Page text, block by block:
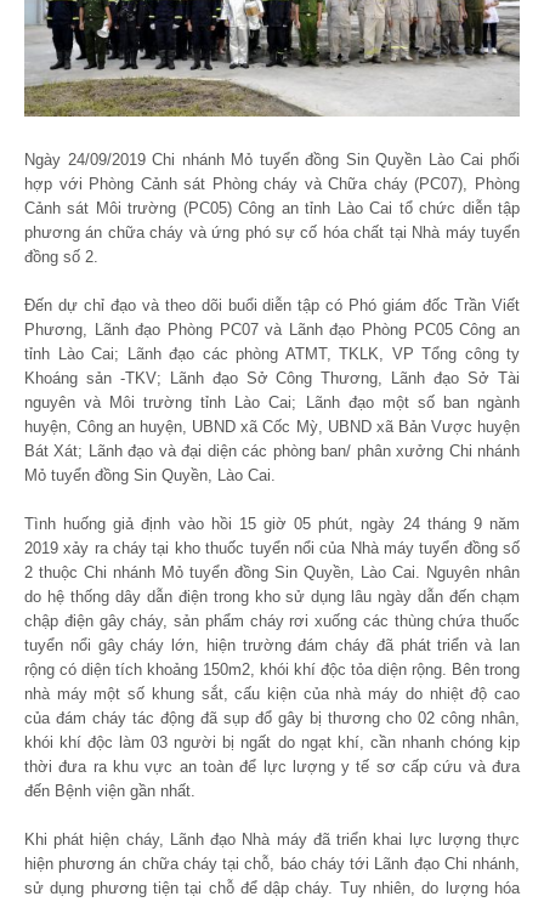
Ngày 24/09/2019 Chi nhánh Mỏ tuyển đồng Sin Quyền Lào Cai phối
hợp với Phòng Cảnh sát Phòng cháy và Chữa cháy (PC07), Phòng
Cảnh sát Môi trường (PC05) Công an tỉnh Lào Cai tổ chức diễn tập
ph­ương án chữa cháy và ứng phó sự cố hóa chất tại Nhà máy tuyển
đồng số 2.
Đến dự chỉ đạo và theo dõi buổi diễn tập có Phó giám đốc Trần Viết
Phương, Lãnh đạo Phòng PC07 và Lãnh đạo Phòng PC05 Công an
tỉnh Lào Cai; Lãnh đạo các phòng ATMT, TKLK, VP Tổng công ty
Khoáng sản -TKV; Lãnh đạo Sở Công Thương, Lãnh đạo Sở Tài
nguyên và Môi trường tỉnh Lào Cai; Lãnh đạo một số ban ngành
huyện, Công an huyện, UBND xã Cốc Mỳ, UBND xã Bản Vược huyện
Bát Xát; Lãnh đạo và đại diện các phòng ban/ phân xưởng Chi nhánh
Mỏ tuyển đồng Sin Quyền, Lào Cai.
Tình huống giả định vào hồi 15 giờ 05 phút, ngày 24 tháng 9 năm
2019 xảy ra cháy tại kho thuốc tuyển nổi của Nhà máy tuyển đồng số
2 thuộc Chi nhánh Mỏ tuyển đồng Sin Quyền, Lào Cai. Nguyên nhân
do hệ thống dây dẫn điện trong kho sử dụng lâu ngày dẫn đến chạm
chập điện gây cháy, sản phẩm cháy rơi xuống các thùng chứa thuốc
tuyển nổi gây cháy lớn, hiện trường đám cháy đã phát triển và lan
rộng có diện tích khoảng 150m2, khói khí độc tỏa diện rộng. Bên trong
nhà máy một số khung sắt, cấu kiện của nhà máy do nhiệt độ cao
của đám cháy tác động đã sụp đổ gây bị thương cho 02 công nhân,
khói khí độc làm 03 người bị ngất do ngạt khí, cần nhanh chóng kịp
thời đưa ra khu vực an toàn để lực lượng y tế sơ cấp cứu và đưa
đến Bệnh viện gần nhất.
Khi phát hiện cháy, Lãnh đạo Nhà máy đã triển khai lực lượng thực
hiện phương án chữa cháy tại chỗ, báo cháy tới Lãnh đạo Chi nhánh,
sử dụng phương tiện tại chỗ để dập cháy. Tuy nhiên, do lượng hóa